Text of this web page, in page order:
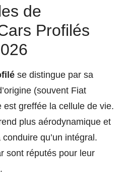
de
Profilés
se distingue par sa
(souvent Fiat
est greffée la cellule de vie.
plus aérodynamique et
qu’un intégral.
sont réputés pour leur